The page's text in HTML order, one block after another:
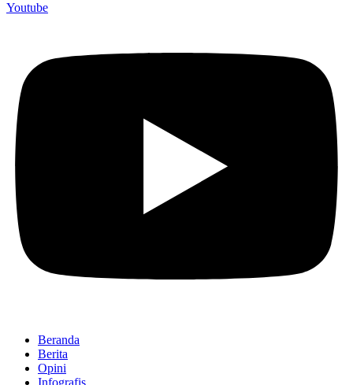
Youtube
Beranda
Berita
Opini
Infografis